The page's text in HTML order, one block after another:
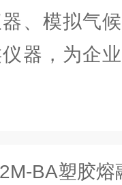
、模拟气
器，为企
BA塑胶